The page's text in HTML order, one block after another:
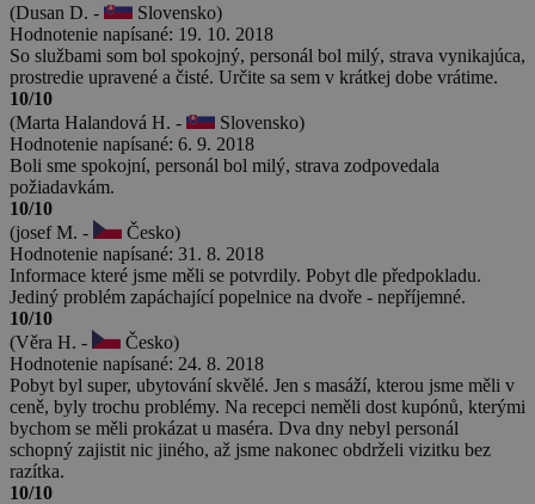
(Dusan D. -
Slovensko)
Hodnotenie napísané: 19. 10. 2018
So službami som bol spokojný, personál bol milý, strava vynikajúca,
prostredie upravené a čisté. Určite sa sem v krátkej dobe vrátime.
10/10
(Marta Halandová H. -
Slovensko)
Hodnotenie napísané: 6. 9. 2018
Boli sme spokojní, personál bol milý, strava zodpovedala
požiadavkám.
10/10
(josef M. -
Česko)
Hodnotenie napísané: 31. 8. 2018
Informace které jsme měli se potvrdily. Pobyt dle předpokladu.
Jediný problém zapáchající popelnice na dvoře - nepříjemné.
10/10
(Věra H. -
Česko)
Hodnotenie napísané: 24. 8. 2018
Pobyt byl super, ubytování skvělé. Jen s masáží, kterou jsme měli v
ceně, byly trochu problémy. Na recepci neměli dost kupónů, kterými
bychom se měli prokázat u maséra. Dva dny nebyl personál
schopný zajistit nic jiného, až jsme nakonec obdrželi vizitku bez
razítka.
10/10